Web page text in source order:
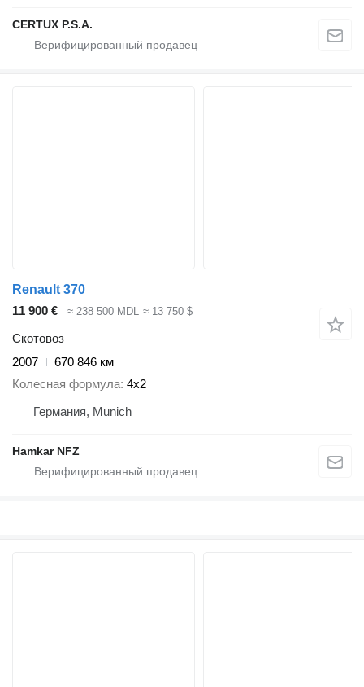
CERTUX P.S.A.
Renault 370
11 900 €
≈ 238 500 MDL ≈ 13 750 $
Скотовоз
2007
670 846 км
Колесная формула 4x2
Германия, Munich
Hamkar NFZ